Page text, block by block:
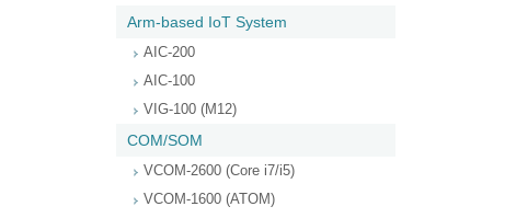
Arm-based IoT System
AIC-200
AIC-100
VIG-100 (M12)
COM/SOM
VCOM-2600 (Core i7/i5)
VCOM-1600 (ATOM)